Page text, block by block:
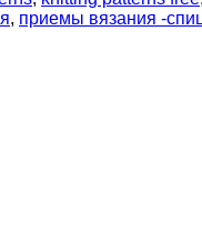
, приемы вязания -